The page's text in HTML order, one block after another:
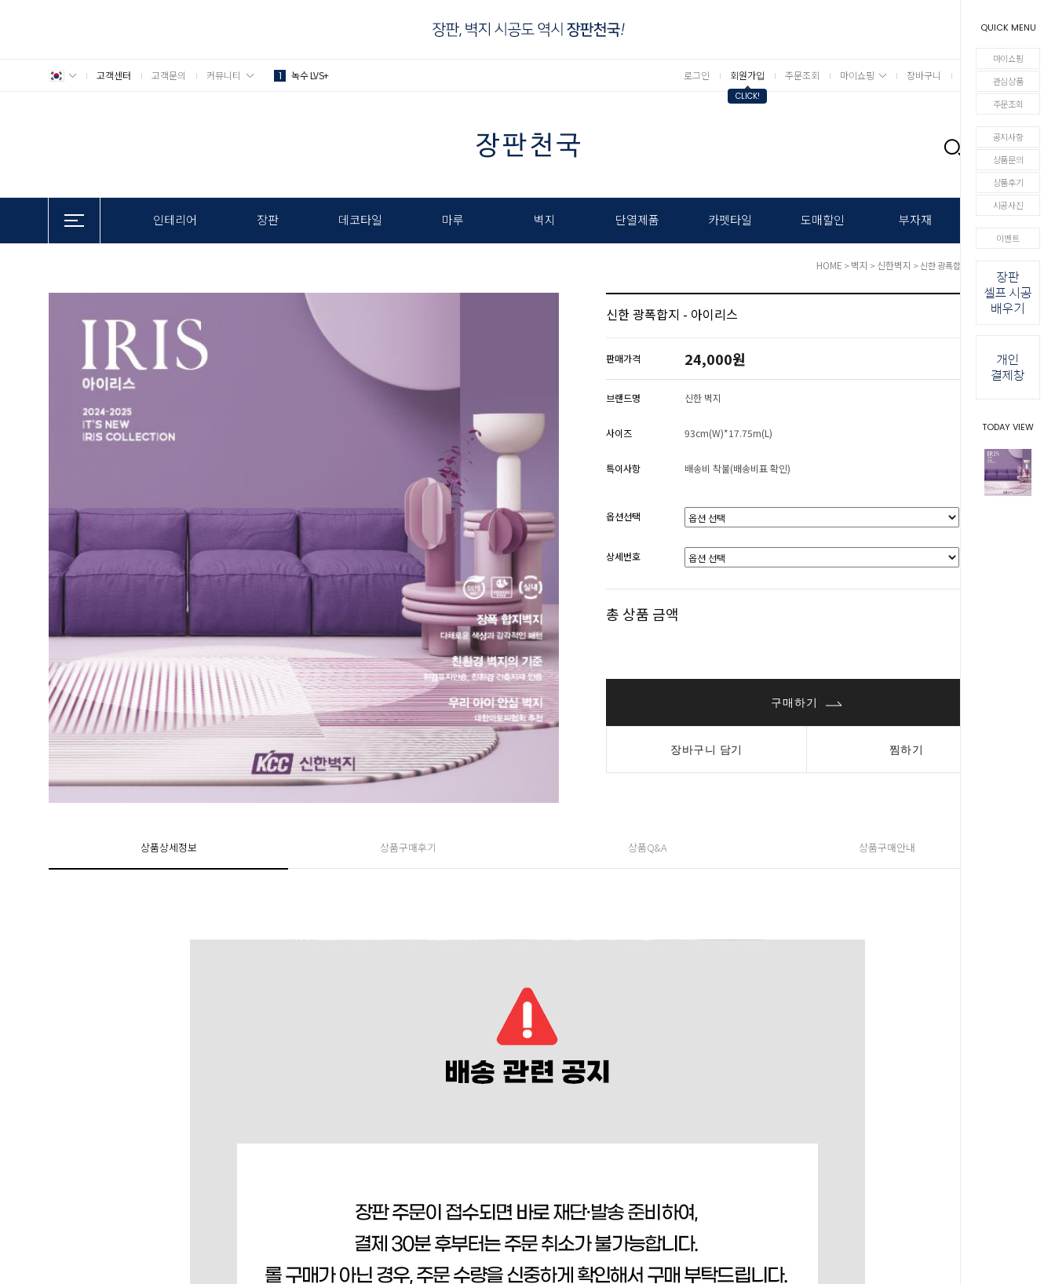
QUICK MENU
마이쇼핑
관심상품
주문조회
공지사항
상품문의
상품후기
시공사진
이벤트
TODAY VIEW
고객센터 고객문의 커뮤니티 1 녹수 LVS+ 로그인 회원가입
CLICK!
주문조회 마이쇼핑 장바구니
0
인테리어 장판 데코타일 마루 벽지 단열제품 카펫타일 도매할인 부자재
HOME >벽지 >신한벽지 > 신한 광폭합지 - 아이리스
신한 광폭합지 - 아이리스
판매가격 24,000원
브랜드명 신한 벽지
사이즈 93cm(W)*17.75m(L)
특이사항 배송비 착불(배송비표 확인)
옵션선택
상세번호
총 상품 금액
구매하기
장바구니 담기 찜하기
상품상세정보 상품구매후기 상품Q&A 상품구매안내